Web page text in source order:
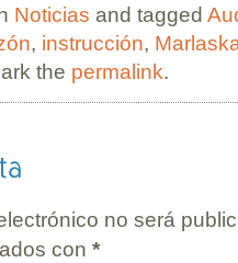
Noticias and tagged
, instrucción,
the permalink.
no será
con *